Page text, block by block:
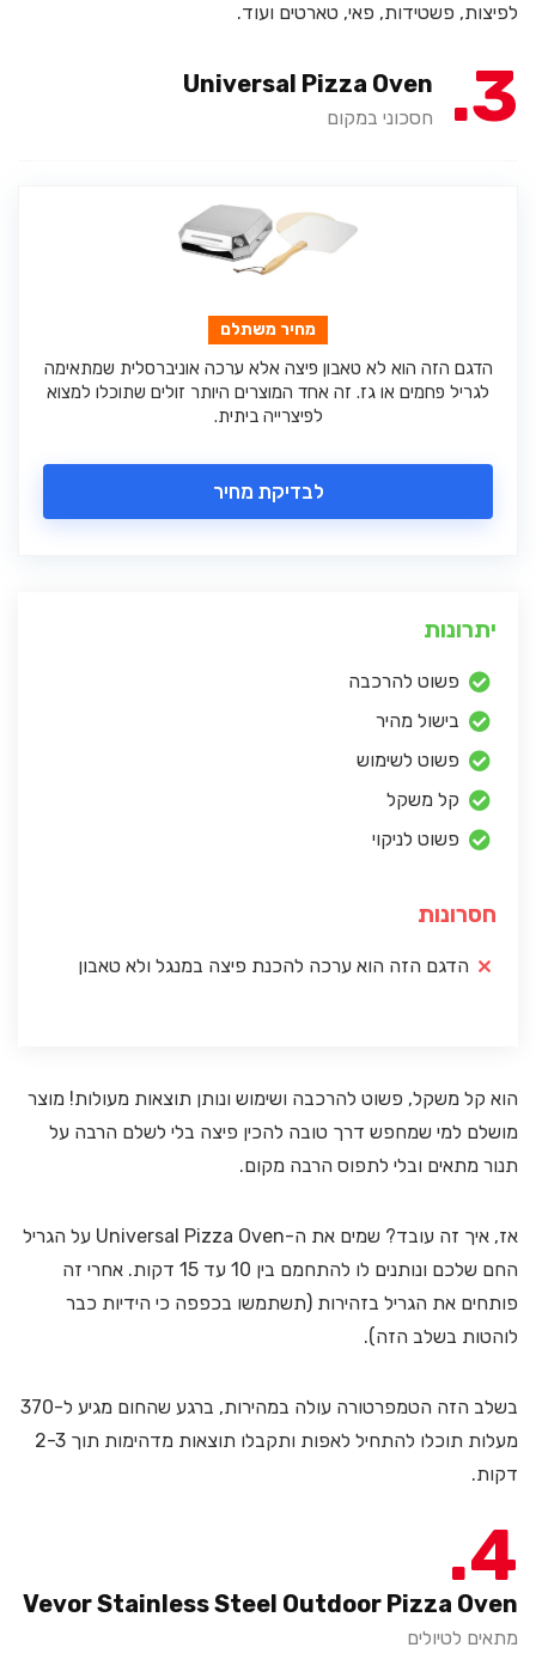
לפיצות, פשטידות, פאי, טארטים ועוד.
3
Universal Pizza Oven
חסכוני במקום
מחיר משתלם
הדגם הזה הוא לא טאבון פיצה אלא ערכה אוניברסלית שמתאימה
לגריל פחמים או גז. זה אחד המוצרים היותר זולים שתוכלו למצוא
לפיצרייה ביתית.
לבדיקת מחיר
יתרונות
פשוט להרכבה
בישול מהיר
פשוט לשימוש
קל משקל
פשוט לניקוי
חסרונות
הדגם הזה הוא ערכה להכנת פיצה במנגל ולא טאבון
הוא קל משקל, פשוט להרכבה ושימוש ונותן תוצאות מעולות! מוצר
מושלם למי שמחפש דרך טובה להכין פיצה בלי לשלם הרבה על
תנור מתאים ובלי לתפוס הרבה מקום.
אז, איך זה עובד? שמים את ה-Universal Pizza Oven על הגריל
החם שלכם ונותנים לו להתחמם בין 10 עד 15 דקות. אחרי זה
פותחים את הגריל בזהירות (תשתמשו בכפפה כי הידיות כבר
לוהטות בשלב הזה).
בשלב הזה הטמפרטורה עולה במהירות, ברגע שהחום מגיע ל-370
מעלות תוכלו להתחיל לאפות ותקבלו תוצאות מדהימות תוך 2-3
דקות.
4
Vevor Stainless Steel Outdoor Pizza Oven
מתאים לטיולים